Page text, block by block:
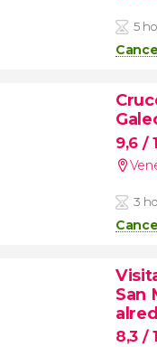
5
9,6 /
3
San
8,3 /